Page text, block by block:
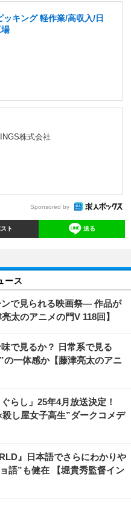
キング 軽作業/高収入/日
株式会社
Sponsored by
ト 送る
ース
ンで見られる映画祭― 作品が
太のアニメの門V 118回】
で見るか？ 日常系で見る
の一体感か【藤津亮太のアニ
らし」25年4月放送決定！
し屋女子高生”ダークコメデ
』日本語でさらにわかりや
語”も健在 【堀貴秀監督イン